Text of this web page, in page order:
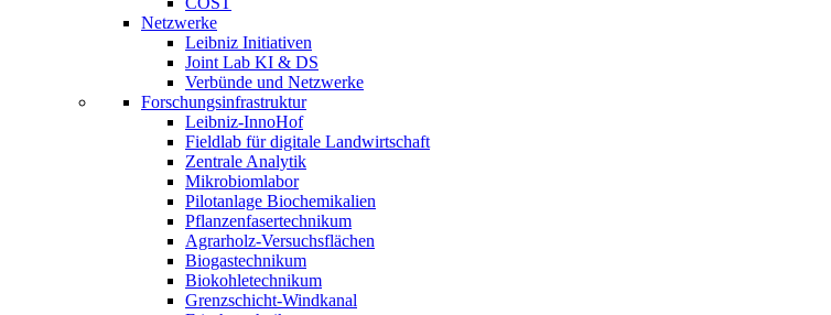
Netzwerke
Leibniz Initiativen
Joint Lab KI & DS
Verbünde und Netzwerke
Forschungsinfrastruktur
Leibniz-InnoHof
Fieldlab für digitale Landwirtschaft
Zentrale Analytik
Mikrobiomlabor
Pilotanlage Biochemikalien
Pflanzenfasertechnikum
Agrarholz-Versuchsflächen
Biogastechnikum
Biokohletechnikum
Grenzschicht-Windkanal